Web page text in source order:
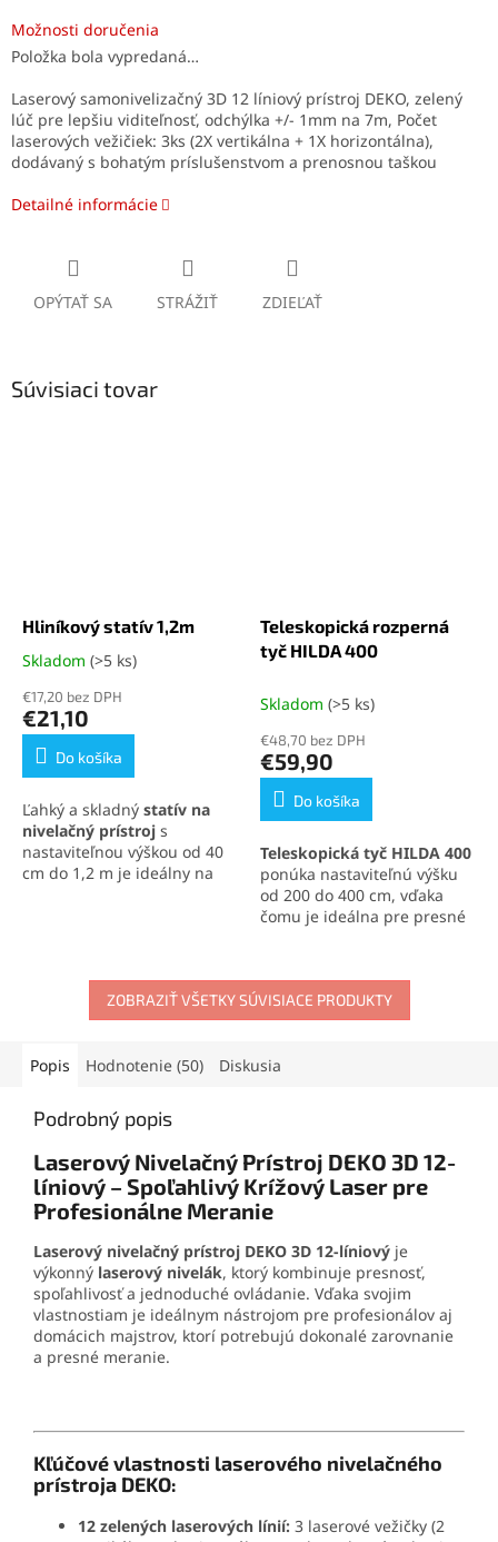
Možnosti doručenia
Položka bola vypredaná…
Laserový samonivelizačný 3D 12 líniový prístroj DEKO, zelený
lúč pre lepšiu viditeľnosť, odchýlka +/- 1mm na 7m, Počet
laserových vežičiek: 3ks (2X vertikálna + 1X horizontálna),
dodávaný s bohatým príslušenstvom a prenosnou taškou
Detailné informácie
OPÝTAŤ SA STRÁŽIŤ ZDIEĽAŤ
Súvisiaci tovar
Hliníkový statív 1,2m
Priemerné
produktu
je
4,9
hviezdičiek.
Skladom (>5 ks)
€17,20 bez DPH
€21,10
Do košíka
Ľahký a skladný statív na
nivelačný prístroj s
nastaviteľnou výškou od 40
cm do 1,2 m je ideálny na
hliníkovej konštrukcii
ponúka pevnosť aj nízku
hmotnosť. Kompaktné
jednoduché prenášanie a
Teleskopická rozperná
tyč HILDA 400
Skladom (>5 ks)
€48,70 bez DPH
€59,90
Do košíka
Teleskopická tyč HILDA 400
ponúka nastaviteľnú výšku
od 200 do 400 cm, vďaka
čomu je ideálna pre presné
pracovných podmienkach.
Ľahká hliníková konštrukcia,
univerzálny závit 5/8" a
zabezpečujú stabilitu aj na
ZOBRAZIŤ VŠETKY SÚVISIACE PRODUKTY
Popis Hodnotenie (50) Diskusia
Podrobný popis
Laserový Nivelačný Prístroj DEKO 3D 12-
líniový – Spoľahlivý Krížový Laser pre
Profesionálne Meranie
Laserový nivelačný prístroj DEKO 3D 12-líniový je
výkonný laserový nivelák, ktorý kombinuje presnosť,
spoľahlivosť a jednoduché ovládanie. Vďaka svojim
vlastnostiam je ideálnym nástrojom pre profesionálov aj
domácich majstrov, ktorí potrebujú dokonalé zarovnanie
a presné meranie.
Kľúčové vlastnosti laserového nivelačného
prístroja DEKO:
12 zelených laserových línií: 3 laserové vežičky (2